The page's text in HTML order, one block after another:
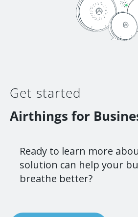
Get started
Airthings for
Ready to learn more
solution can help your
breathe better?